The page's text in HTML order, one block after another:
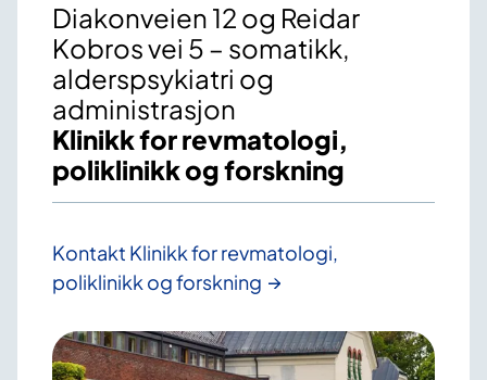
Diakonveien 12 og Reidar
Kobros vei 5 – somatikk,
alderspsykiatri og
administrasjon
Klinikk for revmatologi,
poliklinikk og forskning
Kontakt Klinikk for revmatologi,
poliklinikk og forskning